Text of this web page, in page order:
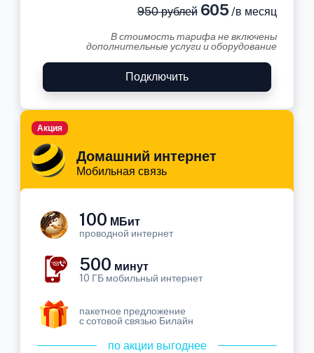
950 рублей605 /в месяц
В стоимость тарифа не включены
дополнительные услуги и оборудование
Подключить
Домашний интернет
Мобильная связь
Акция
100 МБит
проводной интернет
500 минут
10 ГБ мобильный интернет
пакетное предложение
с сотовой связью Билайн
по акции выгоднее